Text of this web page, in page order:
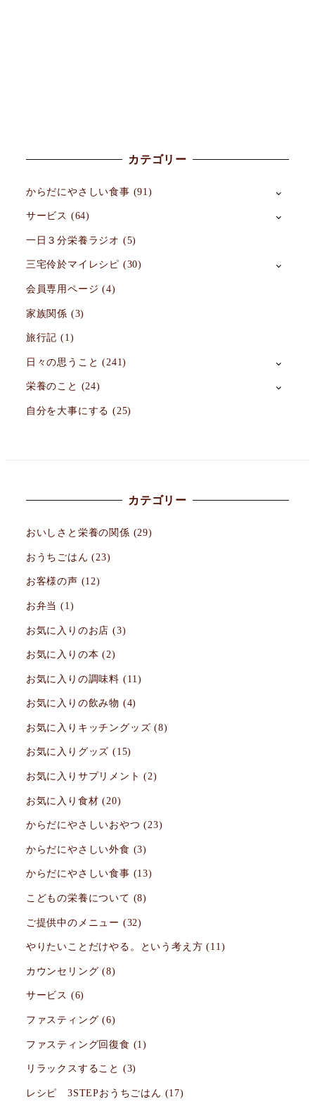
カテゴリー
からだにやさしい食事 (91)
サービス (64)
一日３分栄養ラジオ (5)
三宅伶於マイレシピ (30)
会員専用ページ (4)
家族関係 (3)
旅行記 (1)
日々の思うこと (241)
栄養のこと (24)
自分を大事にする (25)
カテゴリー
おいしさと栄養の関係 (29)
おうちごはん (23)
お客様の声 (12)
お弁当 (1)
お気に入りのお店 (3)
お気に入りの本 (2)
お気に入りの調味料 (11)
お気に入りの飲み物 (4)
お気に入りキッチングッズ (8)
お気に入りグッズ (15)
お気に入りサプリメント (2)
お気に入り食材 (20)
からだにやさしいおやつ (23)
からだにやさしい外食 (3)
からだにやさしい食事 (13)
こどもの栄養について (8)
ご提供中のメニュー (32)
やりたいことだけやる。という考え方 (11)
カウンセリング (8)
サービス (6)
ファスティング (6)
ファスティング回復食 (1)
リラックスすること (3)
レシピ 3STEPおうちごはん (17)